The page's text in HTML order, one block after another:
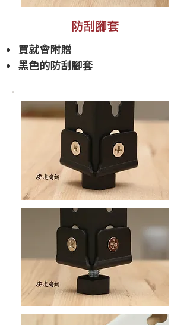
防刮腳套
買就會附贈
​黑色的防刮腳套